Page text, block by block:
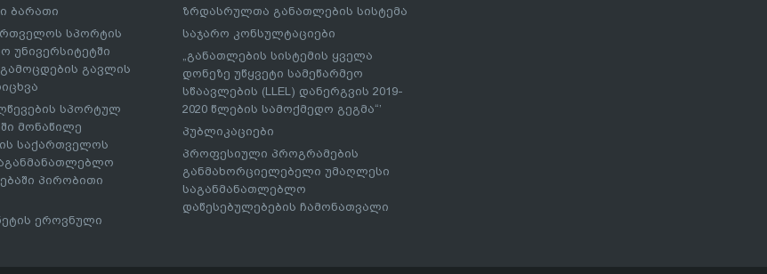
ბარათი
სპორტის
უნივერსიტეტში
გავლის
სპორტულ
მონაწილე
საქართველოს
პირობითი
ეროვნული
ზრდასრულთა განათლების სისტემა
საჯარო კონსულტაციები
„განათლების სისტემის ყველა
დონეზე უწყვეტი სამეწარმეო
სწაავლების (LLEL) დანერგვის 2019-
2020 წლების სამოქმედო გეგმა“’
პუბლიკაციები
პროფესიული პროგრამების
განმახორციელებელი უმაღლესი
საგანმანათლებლო
დაწესებულებების ჩამონათვალი